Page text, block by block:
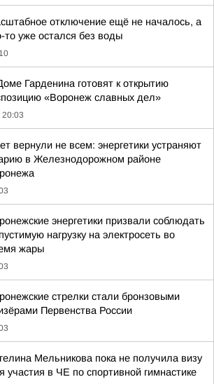
отключение ещё не началось, а
то уже остался без воды
Гарденина готовят к открытию
«Воронеж славных дел»
20:03
вернули не всем: энергетики устраняют
в Железнодорожном районе
энергетики призвали соблюдать
нагрузку на электросеть во
жары
стрелки стали бронзовыми
Первенства России
Мельникова пока не получила визу
участия в ЧЕ по спортивной гимнастике